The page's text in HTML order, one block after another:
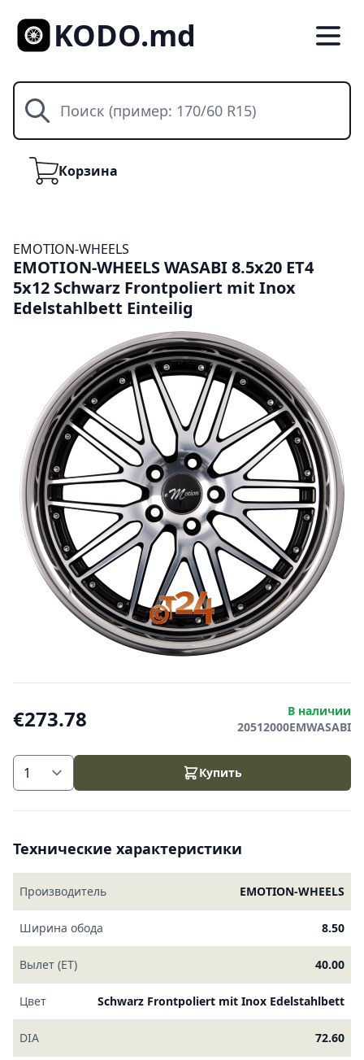
KODO.md
Поиск
КорзинаКорзина
EMOTION-WHEELS
EMOTION-WHEELS WASABI 8.5x20 ET4
5x12 Schwarz Frontpoliert mit Inox
Edelstahlbett Einteilig
€273.78
В наличии
20512000EMWASABI
Купить
Технические характеристики
Производитель EMOTION-WHEELS
Ширина обода 8.50
Вылет (ET) 40.00
Цвет Schwarz Frontpoliert mit Inox Edelstahlbett
DIA 72.60